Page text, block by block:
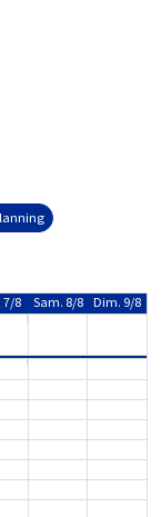
7/8 Sam. 8/8 Dim. 9/8